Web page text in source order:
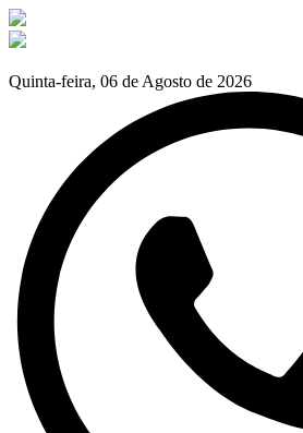
Quinta-feira, 06 de Agosto de 2026